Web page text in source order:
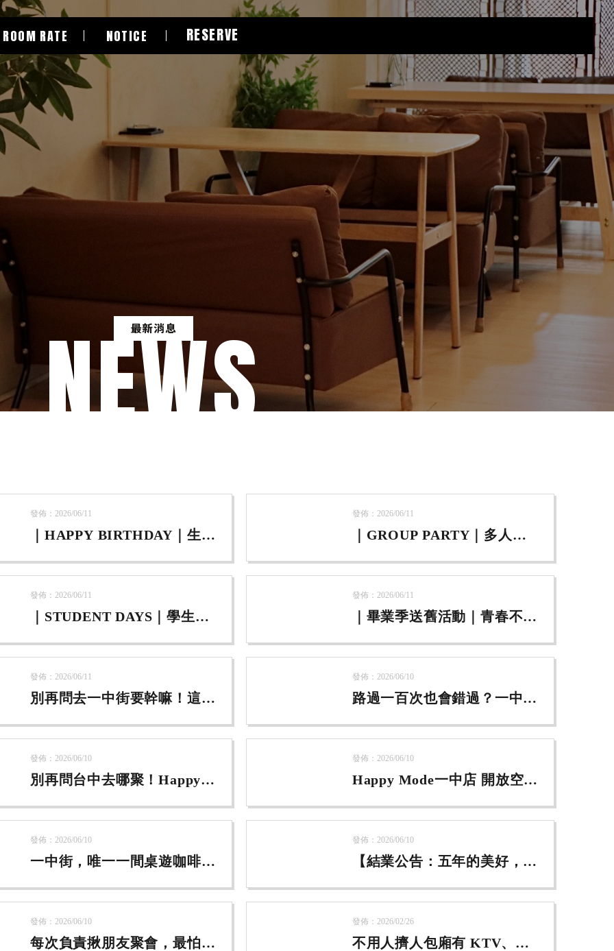
ROOM RATE
空間收費
NOTICE
預約須知
RESERVE
NEWS
｜HAPPY BIRTHDAY｜生日
優惠
發佈：2026/06/11
｜GROUP PARTY｜多人開
趴優惠
發佈：2026/06/11
｜STUDENT DAYS｜學生優
惠
發佈：2026/06/11
｜畢業季送舊活動｜青春不散
場
發佈：2026/06/11
別再問去一中街要幹嘛！這間
店真的會玩到不想走
發佈：2026/06/11
路過一百次也會錯過？一中街
隱藏版 2 樓大公開！
發佈：2026/06/10
別再問台中去哪聚！Happy
Mode 一鍵切換你的「快樂模
發佈：2026/06/10
Happy Mode一中店 開放空間
怎麼玩？
發佈：2026/06/10
一中街，唯一一間桌遊咖啡
廳。
發佈：2026/06/10
【結業公告：五年的美好，讓
我們相約在下一個轉角】
發佈：2026/06/10
每次負責揪朋友聚會，最怕大
發佈：2026/06/10
不用人擠人包廂有 KTV、
發佈：2026/02/26